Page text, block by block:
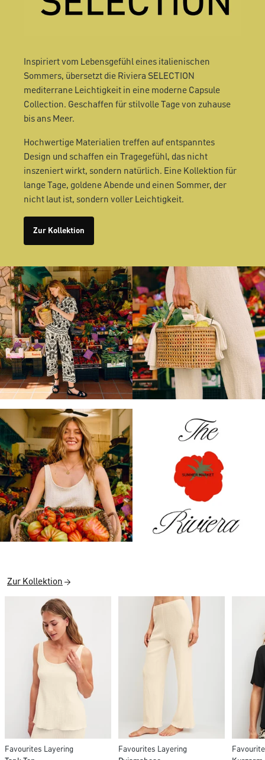
Inspiriert vom Lebensgefühl eines italienischen
Sommers, übersetzt die Riviera SELECTION
mediterrane Leichtigkeit in eine moderne Capsule
Collection. Geschaffen für stilvolle Tage von zuhause
bis ans Meer.
Hochwertige Materialien treffen auf entspanntes
Design und schaffen ein Tragegefühl, das nicht
inszeniert wirkt, sondern natürlich. Eine Kollektion für
lange Tage, goldene Abende und einen Sommer, der
nicht laut ist, sondern voller Leichtigkeit.
Zur Kollektion
Zur Kollektion
Favourites Layering
Favourites Layering